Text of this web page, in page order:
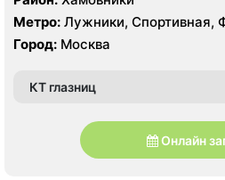
Метро: Лужники, Спортивная,
Город: Москва
КТ глазниц
Онлайн